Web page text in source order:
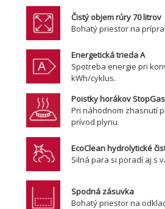
Čistý objem rúry 70 litrov
Bohatý priestor na
Energetická trieda A
Spotreba energie pri
kWh/cyklus.
Poistky horákov StopGas
Pri náhodnom zhasnutí
prívod plynu.
EcoClean hydrolytické
Silná para si poradí aj s
Spodná zásuvka
Bohatý priestor na